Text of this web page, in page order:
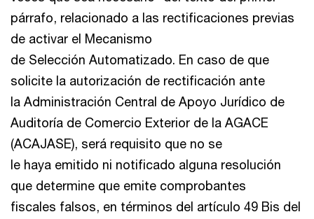
párrafo, relacionado a las rectificaciones previas
de activar el Mecanismo
de Selección Automatizado. En caso de que
solicite la autorización de rectificación ante
la Administración Central de Apoyo Jurídico de
Auditoría de Comercio Exterior de la AGACE
(ACAJASE), será requisito que no se
le haya emitido ni notificado alguna resolución
que determine que emite comprobantes
fiscales falsos, en términos del artículo 49 Bis del